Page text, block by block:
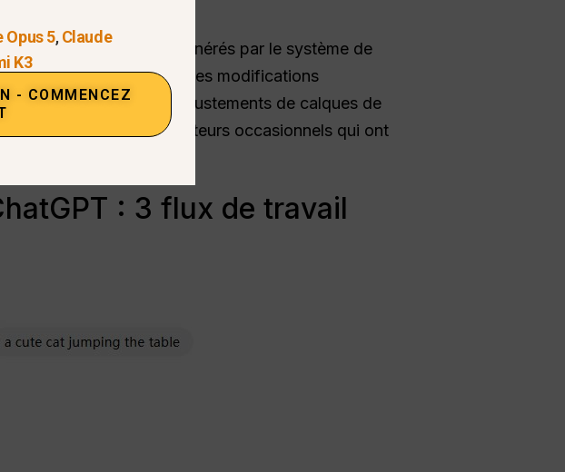
par l'IA et ceux générés par le système de
prend en charge des modifications
style globales et des ajustements de calques de
et les utilisateurs occasionnels qui ont
: 3 flux de travail
Opus 5,Claude
K3
- COMMENCEZ